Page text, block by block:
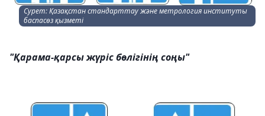
Сурет: Қазақстан стандарттау және метрология институты
баспасөз қызметі
"Қарама-қарсы жүріс бөлігінің соңы"